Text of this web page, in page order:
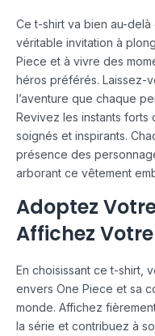
Ce t-shirt va bien au-delà
véritable invitation à
Piece et à vivre des
héros préférés. Laissez-
l’aventure que chaque
Revivez les instants forts
soignés et inspirants.
présence des
arborant ce vêtement
Adoptez
Affichez
En choisissant ce t-shirt,
envers One Piece et sa
monde. Affichez
la série et contribuez à